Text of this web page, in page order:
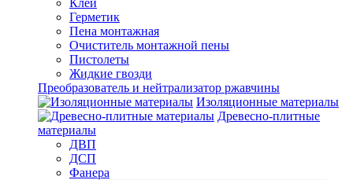
Клей
Герметик
Пена монтажная
Очиститель монтажной пены
Пистолеты
Жидкие гвозди
Преобразователь и нейтрализатор ржавчины
Изоляционные материалы
Древесно-плитные
материалы
ДВП
ДСП
Фанера